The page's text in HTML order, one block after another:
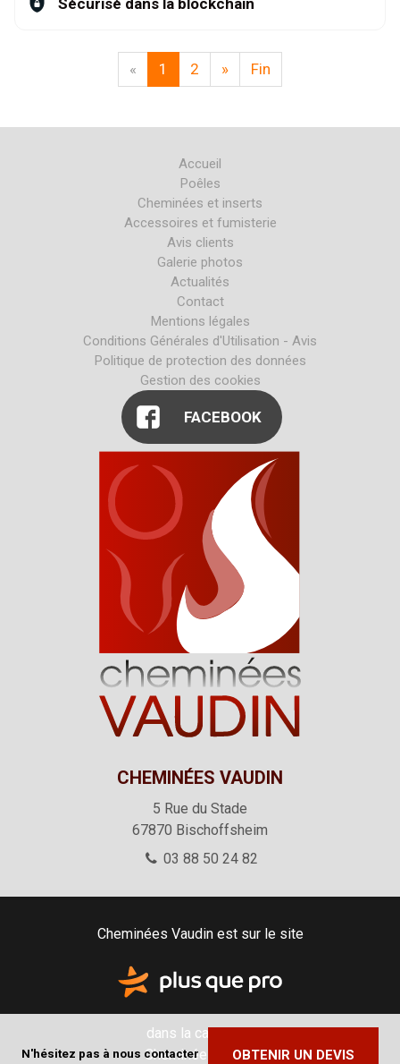
N'hésitez pas à nous contacter OBTENIR UN DEVIS
Sécurisé dans la blockchain
« 1 2 » Fin
Accueil
Poêles
Cheminées et inserts
Accessoires et fumisterie
Avis clients
Galerie photos
Actualités
Contact
Mentions légales
Conditions Générales d'Utilisation - Avis
Politique de protection des données
Gestion des cookies
FACEBOOK
CHEMINÉES VAUDIN
5 Rue du Stade
67870 Bischoffsheim
03 88 50 24 82
Cheminées Vaudin est sur le site
dans la catégorie
Cheminée - poêle